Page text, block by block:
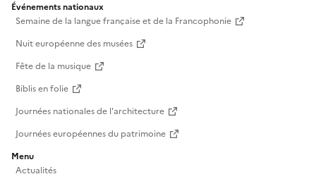
Événements nationaux
Semaine de la langue française et de la Francophonie
Nuit européenne des musées
Fête de la musique
Biblis en folie
Journées nationales de l'architecture
Journées européennes du patrimoine
Menu
Actualités